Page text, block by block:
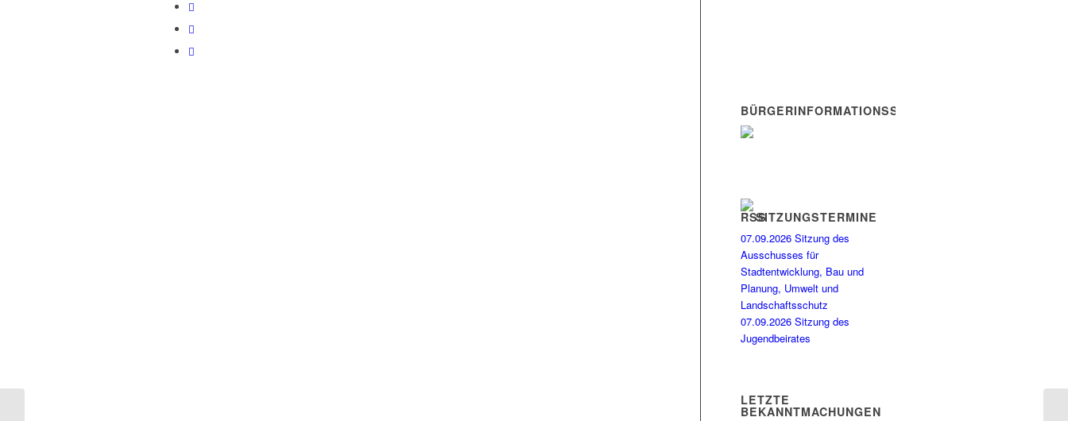
BÜRGERINFORMATIONSSYSTEM
SITZUNGSTERMINE
07.09.2026 Sitzung des
Ausschusses für
Stadtentwicklung, Bau und
Planung, Umwelt und
Landschaftsschutz
07.09.2026 Sitzung des
Jugendbeirates
LETZTE
BEKANNTMACHUNGEN